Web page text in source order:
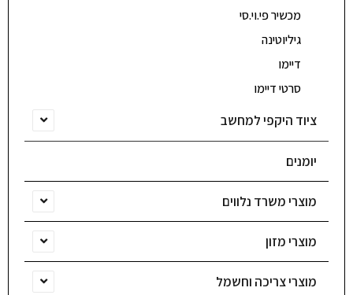
מכשיר פי.וי.סי
גיליוטינה
דיימו
סרטי דיימו
ציוד היקפי למחשב
יומנים
מוצרי משרד נלווים
מוצרי מזון
מוצרי צריכה וחשמל